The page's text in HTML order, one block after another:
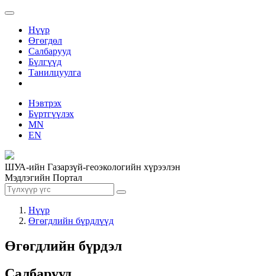
Нүүр
Өгөгдөл
Салбарууд
Бүлгүүд
Танилцуулга
Нэвтрэх
Бүртгүүлэх
MN
EN
ШУА-ийн Газарзүй-геоэкологийн хүрээлэн
Мэдлэгийн Портал
Нүүр
Өгөгдлийн бүрдлүүд
Өгөгдлийн бүрдэл